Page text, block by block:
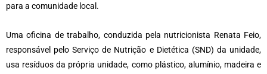
para a comunidade local.
Uma oficina de trabalho, conduzida pela nutricionista Renata Feio,
responsável pelo Serviço de Nutrição e Dietética (SND) da unidade,
usa resíduos da própria unidade, como plástico, alumínio, madeira e